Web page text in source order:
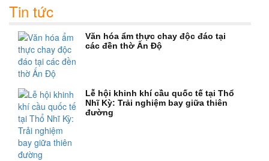
Tin tức
Văn hóa ẩm thực chay độc đáo tại
các đền thờ Ấn Độ
Lễ hội khinh khí cầu quốc tế tại Thổ
Nhĩ Kỳ: Trải nghiệm bay giữa thiên
đường